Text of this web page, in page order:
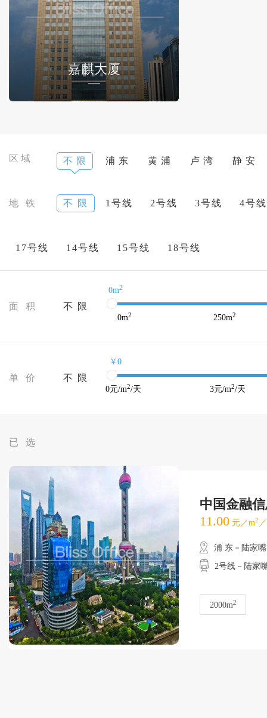
嘉麒大厦
区域 不 限 浦 东 黄 浦 卢 湾 静 安
地 铁 不 限 1号线 2号线 3号线 4号线
17号线 14号线 15号线 18号线
面 积 不 限
0m2
0m2 250m2
单 价 不 限
￥0
0元/m2/天 3元/m2/天
已 选
中国金融
11.00 元／m2
浦 东－陆家嘴
2号线－陆家嘴
2000m2